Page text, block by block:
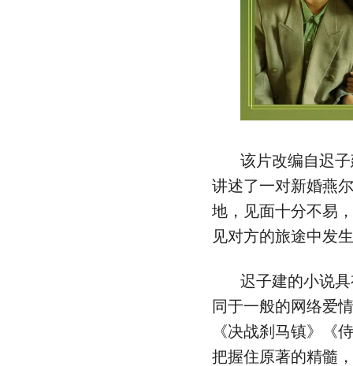
该片改编自迟
讲述了一对新婚燕
地，见面十分不易
见对方的旅途中发
迟子建的小说
同于一般的网络爱
《决战刹马镇》《
把握住原著的精髓